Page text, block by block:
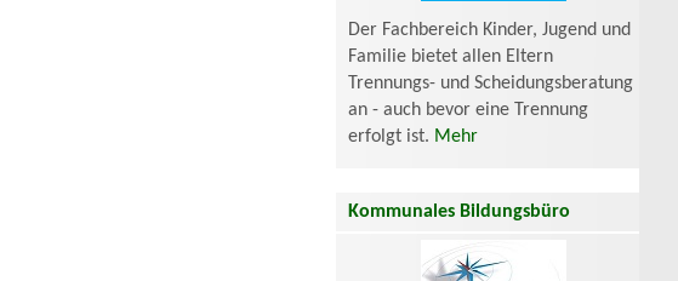
Der Fachbereich Kinder, Jugend und
Familie bietet allen Eltern
Trennungs- und Scheidungsberatung
an - auch bevor eine Trennung
erfolgt ist. Mehr
Kommunales Bildungsbüro